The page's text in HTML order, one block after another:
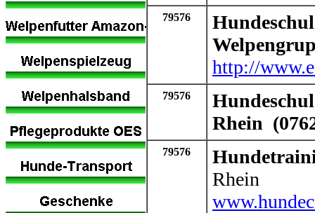
79576
http://
79576
Rhein
79576
Rhein